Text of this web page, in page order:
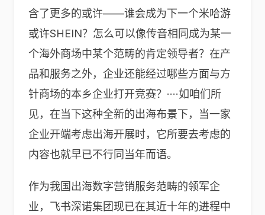
含了更多的或许——谁会成为下一个米哈游
或许SHEIN？怎么可以像传音相同成为某一
个海外商场中某个范畴的肯定领导者？在产
品和服务之外，企业还能经过哪些方面与方
针商场的本乡企业打开竞赛？····如咱们所
见，在当下这种全新的出海布景下，当一家
企业开端考虑出海开展时，它所要去考虑的
内容也就早已不行同当年而语。
作为我国出海数字营销服务范畴的领军企
业，飞书深诺集团现已在其近十年的进程中